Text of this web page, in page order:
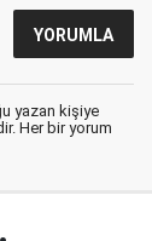
yazan kişiye
Her bir yorum